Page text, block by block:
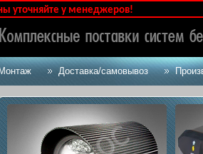
Монтаж Доставка/самовывоз
у менеджеров!